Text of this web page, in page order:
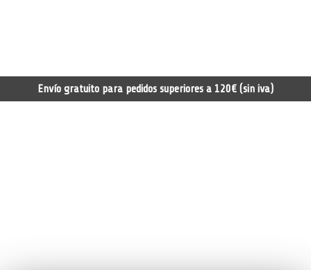
Envío gratuito para pedidos superiores a 120€ (sin iva)